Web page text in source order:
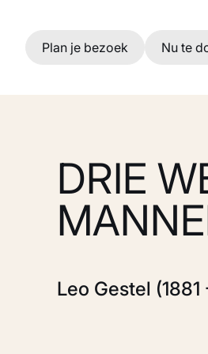
Ga naar hoofdinhoud
Plan je bezoek Nu te
DRIE
Leo Gestel (1881